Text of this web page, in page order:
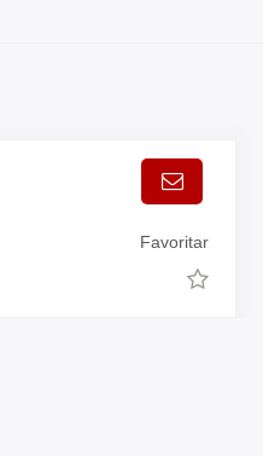
Favoritar